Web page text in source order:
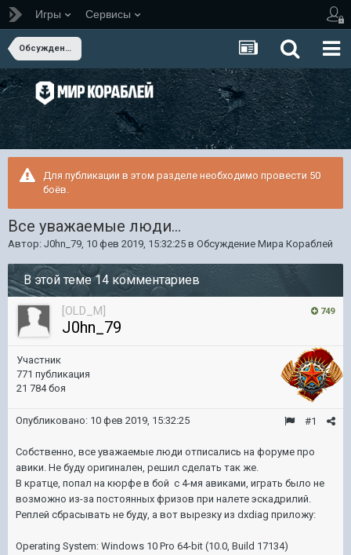
Игры Сервисы
Обсуждение Мира Кораблей
Для публикации в этом разделе необходимо провести 50
боёв.
Все уважаемые люди...
Автор: J0hn_79, 10 фев 2019, 15:32:25 в Обсуждение Мира Кораблей
В этой теме 14 комментариев
749
[OLD_M]
J0hn_79
Участник
771 публикация
21 784 боя
#1
Опубликовано: 10 фев 2019, 15:32:25
Собственно, все уважаемые люди отписались на форуме про
авики. Не буду оригинален, решил сделать так же.
В кратце, попал на кюрфе в бой с 4-мя авиками, играть было не
возможно из-за постоянных фризов при налете эскадрилий.
Реплей сбрасывать не буду, а вот вырезку из dxdiag приложу:
Operating System: Windows 10 Pro 64-bit (10.0, Build 17134)